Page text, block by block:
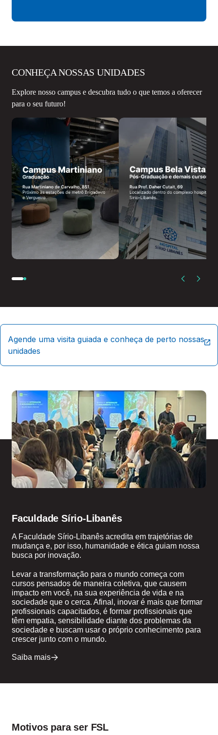
CONHEÇA NOSSAS UNIDADES
Explore nosso campus e descubra tudo o que temos a oferecer
para o seu futuro!
Agende uma visita guiada e conheça de perto nossas
unidades
Faculdade Sírio-Libanês
A Faculdade Sírio-Libanês acredita em trajetórias de
mudança e, por isso, humanidade e ética guiam nossa
busca por inovação.
Levar a transformação para o mundo começa com
cursos pensados de maneira coletiva, que causem
impacto em você, na sua experiência de vida e na
sociedade que o cerca. Afinal, inovar é mais que formar
profissionais capacitados, é formar profissionais que
têm empatia, sensibilidade diante dos problemas da
sociedade e buscam usar o próprio conhecimento para
crescer junto com o mundo.
Saiba mais
Motivos para ser FSL